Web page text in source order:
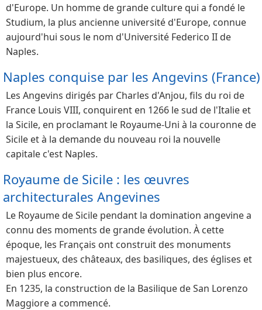
d'Europe. Un homme de grande culture qui a fondé le
Studium, la plus ancienne université d'Europe, connue
aujourd'hui sous le nom d'Université Federico II de
Naples.
Naples conquise par les Angevins (France)
Les Angevins dirigés par Charles d'Anjou, fils du roi de
France Louis VIII, conquirent en 1266 le sud de l'Italie et
la Sicile, en proclamant le Royaume-Uni à la couronne de
Sicile et à la demande du nouveau roi la nouvelle
capitale c'est Naples.
Royaume de Sicile : les œuvres
architecturales Angevines
Le Royaume de Sicile pendant la domination angevine a
connu des moments de grande évolution. À cette
époque, les Français ont construit des monuments
majestueux, des châteaux, des basiliques, des églises et
bien plus encore.
En 1235, la construction de la Basilique de San Lorenzo
Maggiore a commencé.